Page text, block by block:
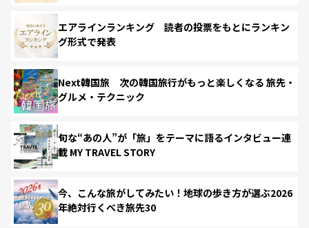
エアラインランキング 読者の投票をもとにランキン
グ形式で発表
Next韓国旅 次の韓国旅行がもっと楽しくなる 旅先・
グルメ・テクニック
旬な“あの人”が「旅」をテーマに語るインタビュー連
載 MY TRAVEL STORY
今、こんな旅がしてみたい！地球の歩き方が選ぶ2026
年絶対行くべき旅先30